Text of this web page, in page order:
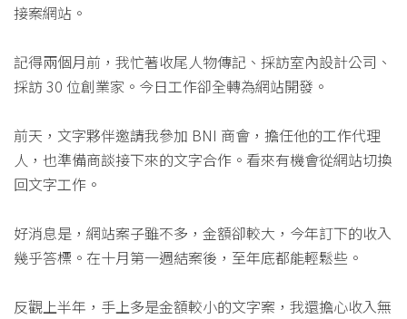
接案網站。
記得兩個月前，我忙著收尾人物傳記、採訪室內設計公司、
採訪 30 位創業家。今日工作卻全轉為網站開發。
前天，文字夥伴邀請我參加 BNI 商會，擔任他的工作代理
人，也準備商談接下來的文字合作。看來有機會從網站切換
回文字工作。
好消息是，網站案子雖不多，金額卻較大，今年訂下的收入
幾乎答標。在十月第一週結案後，至年底都能輕鬆些。
反觀上半年，手上多是金額較小的文字案，我還擔心收入無